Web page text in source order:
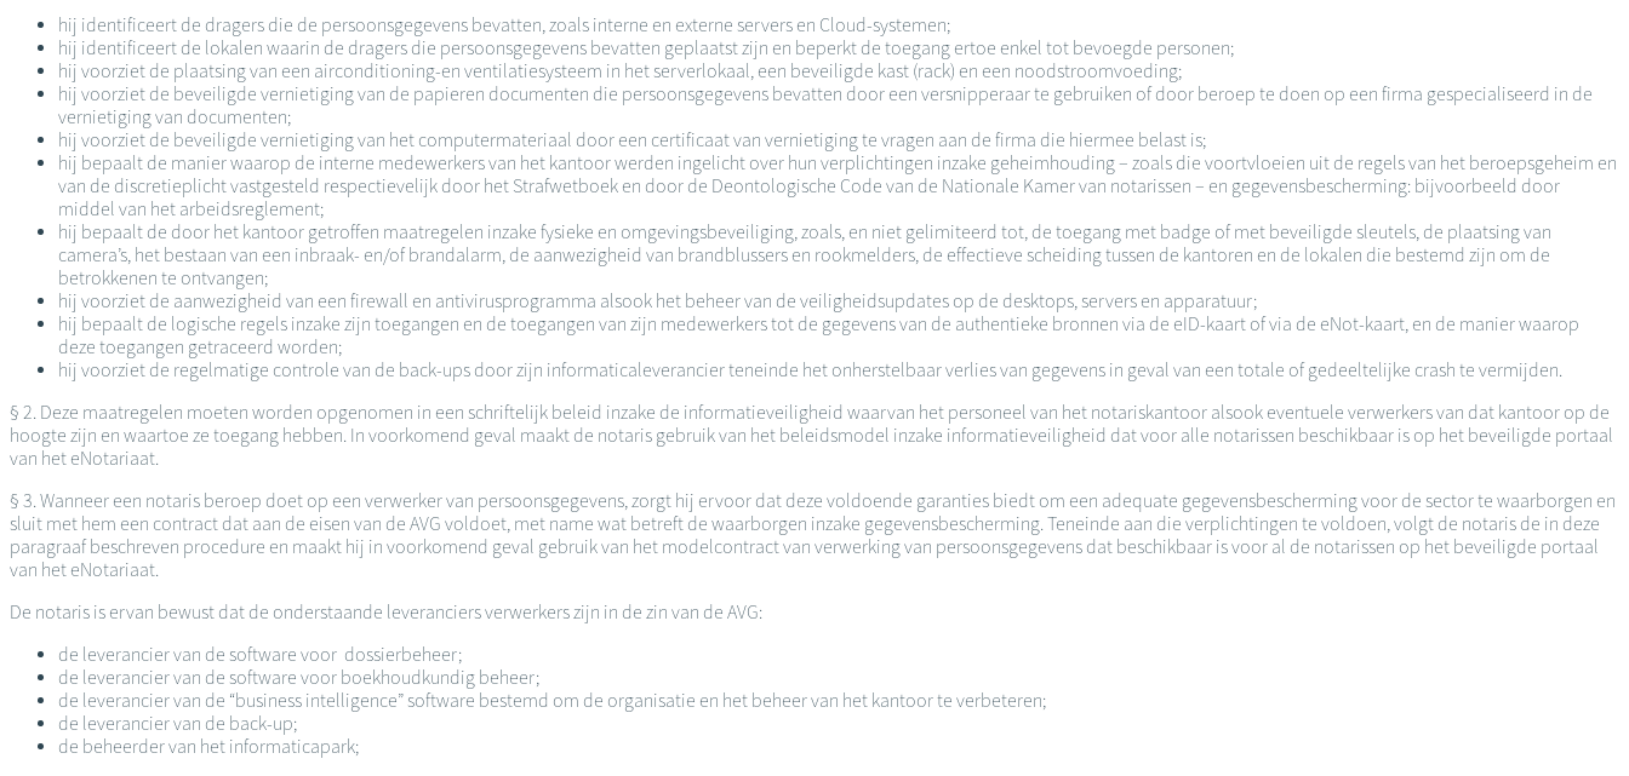
hij identificeert de dragers die de persoonsgegevens bevatten, zoals interne en externe servers en Cloud-systemen;
hij identificeert de lokalen waarin de dragers die persoonsgegevens bevatten geplaatst zijn en beperkt de toegang ertoe enkel tot bevoegde personen;
hij voorziet de plaatsing van een airconditioning-en ventilatiesysteem in het serverlokaal, een beveiligde kast (rack) en een noodstroomvoeding;
hij voorziet de beveiligde vernietiging van de papieren documenten die persoonsgegevens bevatten door een versnipperaar te gebruiken of door beroep te doen op een firma gespecialiseerd in de
vernietiging van documenten;
hij voorziet de beveiligde vernietiging van het computermateriaal door een certificaat van vernietiging te vragen aan de firma die hiermee belast is;
hij bepaalt de manier waarop de interne medewerkers van het kantoor werden ingelicht over hun verplichtingen inzake geheimhouding – zoals die voortvloeien uit de regels van het beroepsgeheim en
van de discretieplicht vastgesteld respectievelijk door het Strafwetboek en door de Deontologische Code van de Nationale Kamer van notarissen – en gegevensbescherming: bijvoorbeeld door
middel van het arbeidsreglement;
hij bepaalt de door het kantoor getroffen maatregelen inzake fysieke en omgevingsbeveiliging, zoals, en niet gelimiteerd tot, de toegang met badge of met beveiligde sleutels, de plaatsing van
camera’s, het bestaan van een inbraak- en/of brandalarm, de aanwezigheid van brandblussers en rookmelders, de effectieve scheiding tussen de kantoren en de lokalen die bestemd zijn om de
betrokkenen te ontvangen;
hij voorziet de aanwezigheid van een firewall en antivirusprogramma alsook het beheer van de veiligheidsupdates op de desktops, servers en apparatuur;
hij bepaalt de logische regels inzake zijn toegangen en de toegangen van zijn medewerkers tot de gegevens van de authentieke bronnen via de eID-kaart of via de eNot-kaart, en de manier waarop
deze toegangen getraceerd worden;
hij voorziet de regelmatige controle van de back-ups door zijn informaticaleverancier teneinde het onherstelbaar verlies van gegevens in geval van een totale of gedeeltelijke crash te vermijden.
§ 2. Deze maatregelen moeten worden opgenomen in een schriftelijk beleid inzake de informatieveiligheid waarvan het personeel van het notariskantoor alsook eventuele verwerkers van dat kantoor op de
hoogte zijn en waartoe ze toegang hebben. In voorkomend geval maakt de notaris gebruik van het beleidsmodel inzake informatieveiligheid dat voor alle notarissen beschikbaar is op het beveiligde portaal
van het eNotariaat.
§ 3. Wanneer een notaris beroep doet op een verwerker van persoonsgegevens, zorgt hij ervoor dat deze voldoende garanties biedt om een adequate gegevensbescherming voor de sector te waarborgen en
sluit met hem een contract dat aan de eisen van de AVG voldoet, met name wat betreft de waarborgen inzake gegevensbescherming. Teneinde aan die verplichtingen te voldoen, volgt de notaris de in deze
paragraaf beschreven procedure en maakt hij in voorkomend geval gebruik van het modelcontract van verwerking van persoonsgegevens dat beschikbaar is voor al de notarissen op het beveiligde portaal
van het eNotariaat.
De notaris is ervan bewust dat de onderstaande leveranciers verwerkers zijn in de zin van de AVG:
de leverancier van de software voor dossierbeheer;
de leverancier van de software voor boekhoudkundig beheer;
de leverancier van de “business intelligence” software bestemd om de organisatie en het beheer van het kantoor te verbeteren;
de leverancier van de back-up;
de beheerder van het informaticapark;